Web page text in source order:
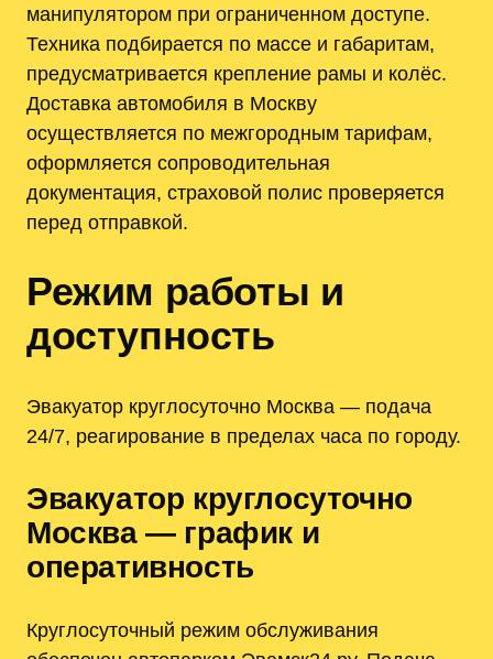
манипулятором при ограниченном доступе.
Техника подбирается по массе и габаритам,
предусматривается крепление рамы и колёс.
Доставка автомобиля в Москву
осуществляется по межгородным тарифам,
оформляется сопроводительная
документация, страховой полис проверяется
перед отправкой.
Режим работы и
доступность
Эвакуатор круглосуточно Москва — подача
24/7, реагирование в пределах часа по городу.
Эвакуатор круглосуточно
Москва — график и
оперативность
Круглосуточный режим обслуживания